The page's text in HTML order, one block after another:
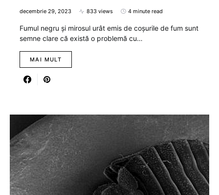
decembrie 29, 2023 833 views 4 minute read
Fumul negru și mirosul urât emis de coșurile de fum sunt
semne clare că există o problemă cu…
MAI MULT